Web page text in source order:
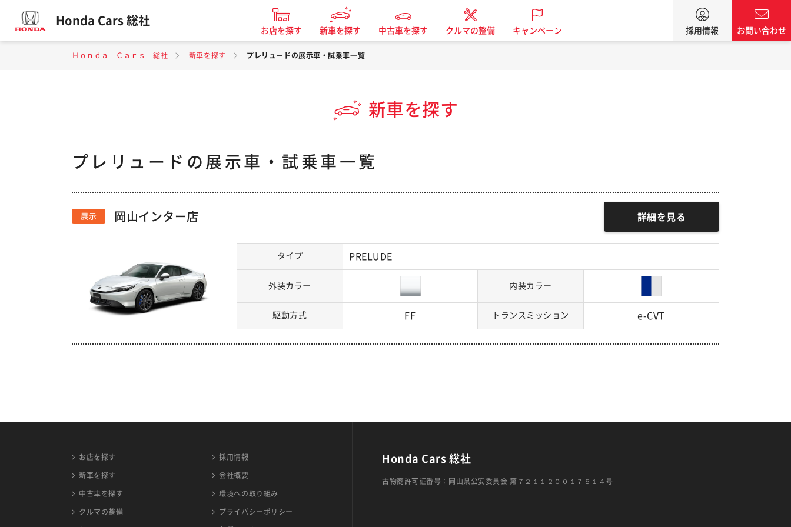
Honda Cars 総社
お店を探す 新車を探す 中古車を探す クルマの整備 キャンペーン 採用情報 お問い合わせ
Ｈｏｎｄａ Ｃａｒｓ 総社 新車を探す プレリュードの展示車・試乗車一覧
新車を探す
プレリュードの展示車・試乗車一覧
展示 岡山インター店
タイプ PRELUDE
外装カラー 内装カラー
駆動方式 FF トランスミッション e-CVT
詳細を見る
お店を探す
新車を探す
中古車を探す
クルマの整備
採用情報
会社概要
環境への取り組み
プライバシーポリシー
Honda Cars 総社
古物商許可証番号：岡山県公安委員会 第７２１１２００１７５１４号